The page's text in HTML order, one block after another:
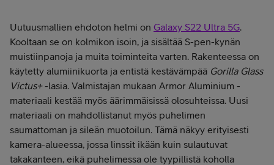
Uutuusmallien ehdoton helmi on Galaxy S22 Ultra 5G.
Kooltaan se on kolmikon isoin, ja sisältää S-pen-kynän
muistiinpanoja ja muita toiminteita varten. Rakenteessa on
käytetty alumiinikuorta ja entistä kestävämpää Gorilla Glass
Victus+-lasia. Valmistajan mukaan Armor Aluminium -
materiaali kestää myös äärimmäisissä olosuhteissa. Uusi
materiaali on mahdollistanut myös puhelimen
saumattoman ja sileän muotoilun. Tämä näkyy erityisesti
kamera-alueessa, jossa linssit ikään kuin sulautuvat
takakanteen, eikä puhelimessa ole tyypillistä koholla